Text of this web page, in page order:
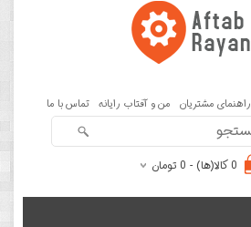
راهنمای مشتریان من و آفتاب رایانه تماس با ما
0 کالا(ها) - 0 تومان